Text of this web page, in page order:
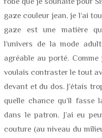
gaze couleur jean, je l’ai
gaze est une matière
l’univers de la mode
agréable au porté.
voulais contraster le tout
devant et du dos. J’étais
quelle chance qu’il fasse
dans le patron. J’ai eu
couture (au niveau du